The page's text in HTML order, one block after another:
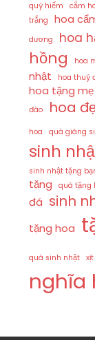
quý hiếm
cắm
trắng
hoa
dương
hoa
hồng
hoa
nhật
hoa thuý
hoa tặng mẹ
đào
hoa
hoa quà giáng
sinh
sinh nhật tặng
tặng
quà tặng
đá sinh
tặng hoa
quà sinh nhật
nghĩa